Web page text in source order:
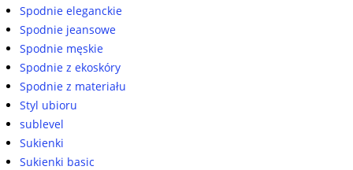
Spodnie eleganckie
Spodnie jeansowe
Spodnie męskie
Spodnie z ekoskóry
Spodnie z materiału
Styl ubioru
sublevel
Sukienki
Sukienki basic